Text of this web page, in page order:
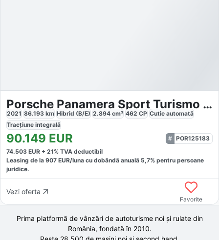
Porsche Panamera Sport Turismo 4 E-Hybrid
2021 86.193 km Hibrid (B/E) 2.894 cm³ 462 CP Cutie automată
Tracțiune integrală
90.149 EUR
POR125183
74.503 EUR + 21% TVA deductibil
Leasing de la 907 EUR/luna cu dobăndă anuală 5,7% pentru persoane
juridice.
Vezi oferta
Favorite
Prima platformă de vânzări de autoturisme noi și rulate din
România, fondată în 2010.